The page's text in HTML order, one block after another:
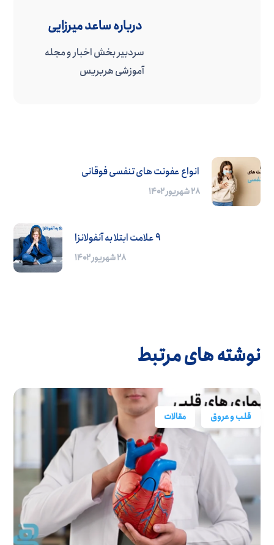
دربارهساعد میرزایی
سردبیر بخش اخبار و مجله
آموزشی هربریس
انواع عفونت های تنفسی فوقانی
۲۸ شهریور ۱۴۰۲
9 علامت ابتلا به آنفولانزا
۲۸ شهریور ۱۴۰۲
نوشته های مرتبط
قلب و عروق مقالات